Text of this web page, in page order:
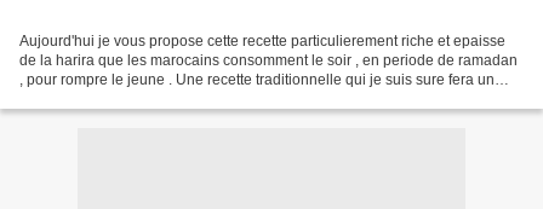
Aujourd'hui je vous propose cette recette particulierement riche et epaisse
de la harira que les marocains consomment le soir , en periode de ramadan
, pour rompre le jeune . Une recette traditionnelle qui je suis sure fera un